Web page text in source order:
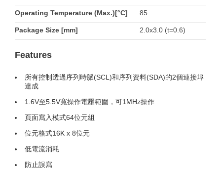
Operating Temperature (Max.)[°C] 85
Package Size [mm] 2.0x3.0 (t=0.6)
Features
所有控制透過序列時脈(SCL)和序列資料(SDA)的2個連接埠
達成
1.6V至5.5V寬操作電壓範圍，可1MHz操作
頁面寫入模式64位元組
位元格式16K x 8位元
低電流消耗
防止誤寫